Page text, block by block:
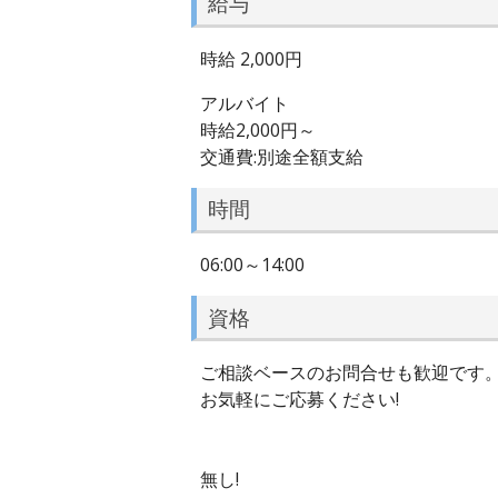
時給 2,000円
アルバイト
時給2,000円～
交通費:別途全額支給
時間
06:00～14:00
資格
ご相談ベースのお問合せも歓迎です
お気軽にご応募ください!
無し!